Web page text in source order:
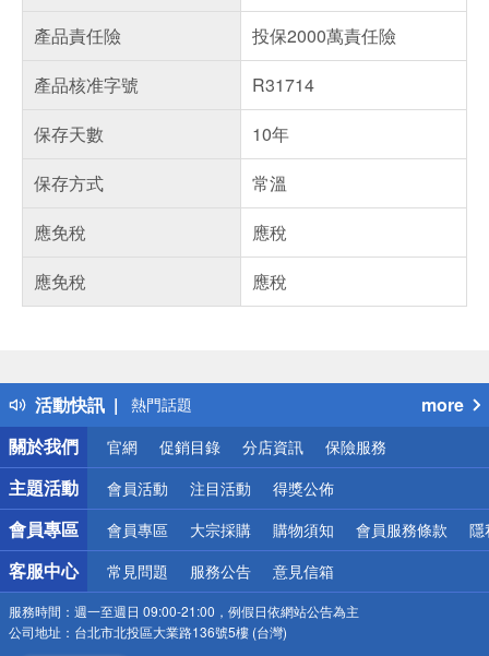
產品責任險
投保2000萬責任險
產品核准字號
R31714
保存天數
10年
保存方式
常溫
應免稅
應稅
應免稅
應稅
活動快訊
得獎公告
熱門話題
銀行優惠
偏遠地區配送
詐騙網頁！請小心！
more
關於我們
官網 促銷目錄 分店資訊 保險服務
主題活動 會員活動 注目活動 得獎公佈
會員專區 會員專區 大宗採購 購物須知 會員服務條款 隱
客服中心 常見問題 服務公告 意見信箱
服務時間： 週一至週日 09:00-21:00，例假日依網站公告為主
公司地址： 台北市北投區大業路136號5樓 (台灣)